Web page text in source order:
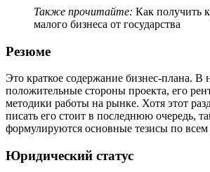
Также прочитайте: Как получить
малого бизнеса от государства
Резюме
Это краткое содержание бизнес-плана. В
положительные стороны проекта, его
методики работы на рынке. Хотя этот
писать его стоит в последнюю очередь,
формулируются основные тезисы по всем
Юридический статус